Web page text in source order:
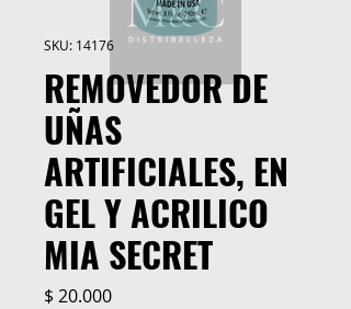
SKU: 14176
REMOVEDOR DE
UÑAS
ARTIFICIALES, EN
GEL Y ACRILICO
MIA SECRET
$ 20.000Precio